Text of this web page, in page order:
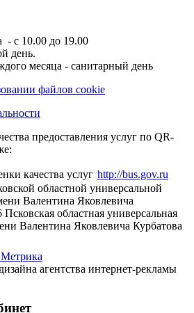
- с 10.00 до 19.00
день.
месяца - санитарный день
файлов cookie
предоставления услуг по QR-
http://bus.gov.ru
областной универсальной
Валентина Яковлевича
Псковская областная универсальная
Валентина Яковлевича Курбатова
агентства интернет-рекламы